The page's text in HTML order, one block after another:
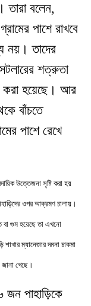
।তারা বলেন,
পাশে রাখবে
নয় ।তাদের
শত্রুতা
হয়েছে। আর
বাঁচতে
পাশে রেখে
উত্তেজনা সৃষ্টি করা হয়
ওপর আক্রমণ চালায় ।
বা গুম হয়েছে তা এখনো
ম্যানেজার দমনা চাকমা
গেছে ।
জন পাহাড়িকে